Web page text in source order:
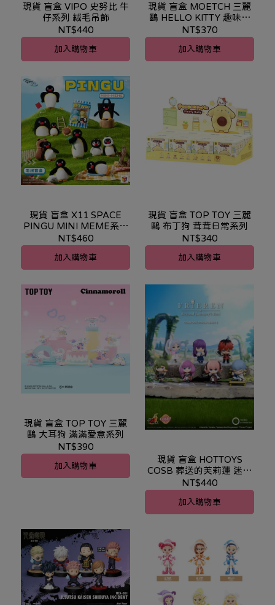
現貨 盲盒 VIPO 史努比 牛
仔系列 絨毛吊飾
NT$440
加入購物車
現貨 盲盒 MOETCH 三麗
鷗 HELLO KITTY 趣味小
屋系列 微盒
NT$370
加入購物車
現貨 盲盒 X11 SPACE
PINGU MINI MEME系列
毛絨吊飾
NT$460
加入購物車
現貨 盲盒 TOP TOY 三麗
鷗 布丁狗 茸茸日常系列
NT$340
加入購物車
現貨 盲盒 TOP TOY 三麗
鷗 大耳狗 滿滿愛意系列
NT$390
加入購物車
現貨 盲盒 HOTTOYS
COSB 葬送的芙莉蓮 迷你
人偶 第二彈
NT$440
加入購物車